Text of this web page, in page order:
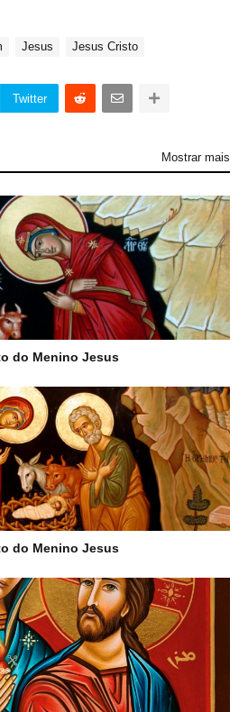
Jesus Jesus Cristo
Twitter
Mostrar mais
do Menino Jesus
do Menino Jesus